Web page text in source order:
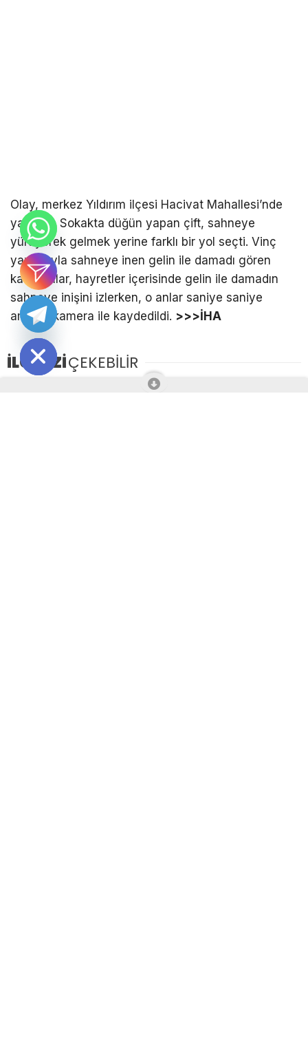
Olay, merkez Yıldırım ilçesi Hacivat Mahallesi’nde
yaşandı. Sokakta düğün yapan çift, sahneye
yürüyerek gelmek yerine farklı bir yol seçti. Vinç
yardımıyla sahneye inen gelin ile damadı gören
katılımcılar, hayretler içerisinde gelin ile damadın
sahneye inişini izlerken, o anlar saniye saniye
amatör kamera ile kaydedildi. >>>İHA
İLGİNİZİÇEKEBİLİR
Hide chaty